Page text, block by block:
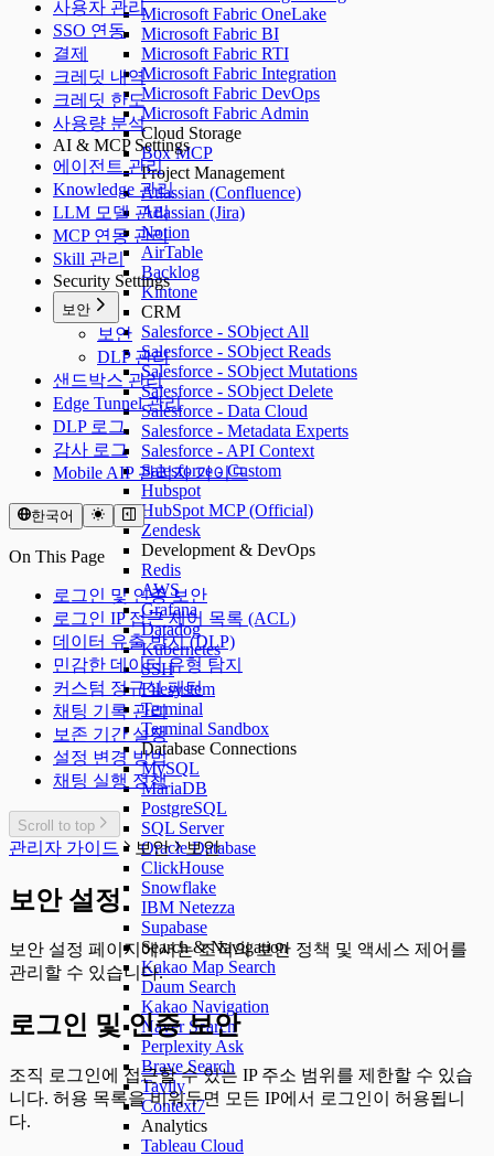
Microsoft Fabric OneLake
Microsoft Fabric BI
Microsoft Fabric RTI
Microsoft Fabric Integration
Microsoft Fabric DevOps
Microsoft Fabric Admin
Cloud Storage
Box MCP
Project Management
Atlassian (Confluence)
Atlassian (Jira)
Notion
AirTable
Backlog
Kintone
CRM
Salesforce - SObject All
Salesforce - SObject Reads
Salesforce - SObject Mutations
Salesforce - SObject Delete
Salesforce - Data Cloud
Salesforce - Metadata Experts
Salesforce - API Context
Salesforce - Custom
Hubspot
HubSpot MCP (Official)
Zendesk
Development & DevOps
Redis
AWS
Grafana
Datadog
Kubernetes
SSH
Filesystem
Terminal
Terminal Sandbox
Database Connections
MySQL
MariaDB
PostgreSQL
SQL Server
Oracle Database
ClickHouse
Snowflake
IBM Netezza
Supabase
Search & Navigation
Kakao Map Search
Daum Search
Kakao Navigation
Naver Search
Perplexity Ask
Brave Search
Tavily
Context7
Analytics
Tableau Cloud
사용자 관리
SSO 연동
결제
크레딧 내역
크레딧 한도
사용량 분석
AI & MCP Settings
에이전트 관리
Knowledge 관리
LLM 모델 관리
MCP 연동 관리
Skill 관리
Security Settings
보안
보안
DLP 관리
샌드박스 관리
Edge Tunnel 관리
DLP 로그
감사 로그
Mobile AIP 관리자 가이드
한국어
On This Page
로그인 및 인증 보안
로그인 IP 접근 제어 목록 (ACL)
데이터 유출 방지 (DLP)
민감한 데이터 유형 탐지
커스텀 정규식 패턴
채팅 기록 관리
보존 기간 설정
설정 변경 방법
채팅 실행 정책
Scroll to top
관리자 가이드 보안 보안
보안 설정
보안 설정 페이지에서는 조직의 보안 정책 및 액세스 제어를
관리할 수 있습니다.
로그인 및 인증 보안
조직 로그인에 접근할 수 있는 IP 주소 범위를 제한할 수 있습
니다. 허용 목록을 비워두면 모든 IP에서 로그인이 허용됩니
다.